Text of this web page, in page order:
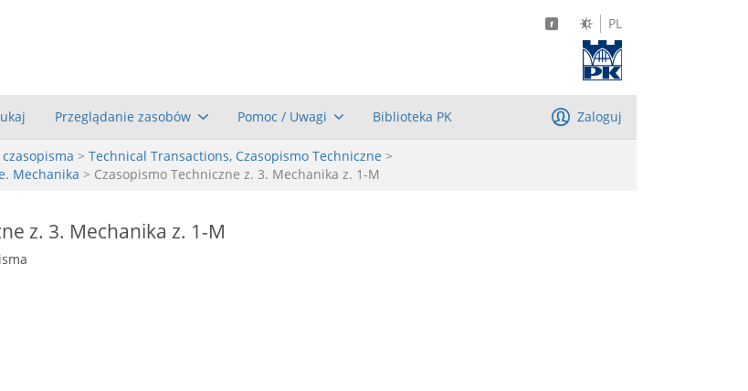
PL
Przeglądanie zasobów Pomoc / Uwagi Biblioteka PK Zaloguj
> Technical Transactions, Czasopismo Techniczne >
Mechanika > Czasopismo Techniczne z. 3. Mechanika z. 1-M
z. 3. Mechanika z. 1-M